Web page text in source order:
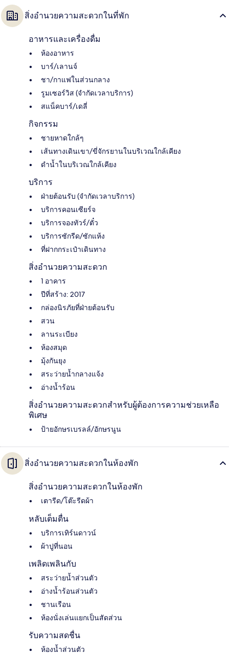
สิ่งอำนวยความสะดวกในที่พัก
อาหารและเครื่องดื่ม
ห้องอาหาร
บาร์/เลานจ์
ชา/กาแฟในส่วนกลาง
รูมเซอร์วิส (จำกัดเวลาบริการ)
สแน็คบาร์/เดลี่
กิจกรรม
ชายหาดใกล้ๆ
เส้นทางเดินเขา/ขี่จักรยานในบริเวณใกล้เคียง
ดำน้ำในบริเวณใกล้เคียง
บริการ
ฝ่ายต้อนรับ (จำกัดเวลาบริการ)
บริการคอนเซียร์จ
บริการจองทัวร์/ตั๋ว
บริการซักรีด/ซักแห้ง
ที่ฝากกระเป๋าเดินทาง
สิ่งอำนวยความสะดวก
1 อาคาร
ปีที่สร้าง: 2017
กล่องนิรภัยที่ฝ่ายต้อนรับ
สวน
ลานระเบียง
ห้องสมุด
มุ้งกันยุง
สระว่ายน้ำกลางแจ้ง
อ่างน้ำร้อน
สิ่งอำนวยความสะดวกสำหรับผู้ต้องการความช่วยเหลือ
พิเศษ
ป้ายอักษรเบรลล์/อักษรนูน
สิ่งอำนวยความสะดวกในห้องพัก
สิ่งอำนวยความสะดวกในห้องพัก
เตารีด/โต๊ะรีดผ้า
หลับเต็มตื่น
บริการเทิร์นดาวน์
ผ้าปูที่นอน
เพลิดเพลินกับ
สระว่ายน้ำส่วนตัว
อ่างน้ำร้อนส่วนตัว
ชานเรือน
ห้องนั่งเล่นแยกเป็นสัดส่วน
รับความสดชื่น
ห้องน้ำส่วนตัว